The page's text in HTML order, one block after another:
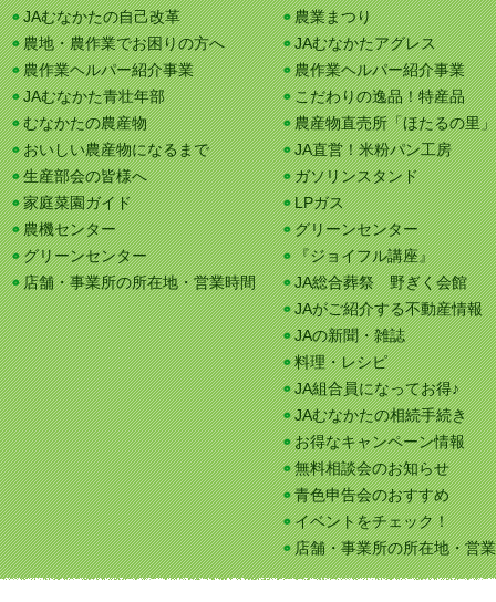
JAむなかたの自己改革
農地・農作業でお困りの方へ
農作業ヘルパー紹介事業
JAむなかた青壮年部
むなかたの農産物
おいしい農産物になるまで
生産部会の皆様へ
家庭菜園ガイド
農機センター
グリーンセンター
店舗・事業所の所在地・営業時間
農業まつり
JAむなかたアグレス
農作業ヘルパー紹介事業
こだわりの逸品！特産品
農産物直売所「ほたるの里」
JA直営！米粉パン工房
ガソリンスタンド
LPガス
グリーンセンター
『ジョイフル講座』
JA総合葬祭 野ぎく会館
JAがご紹介する不動産情報
JAの新聞・雑誌
料理・レシピ
JA組合員になってお得♪
JAむなかたの相続手続き
お得なキャンペーン情報
無料相談会のお知らせ
青色申告会のおすすめ
イベントをチェック！
店舗・事業所の所在地・営